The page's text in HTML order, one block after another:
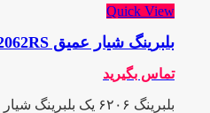
Quick View
بلبرینگ شیار عمیق 62062RS
تماس بگیرید